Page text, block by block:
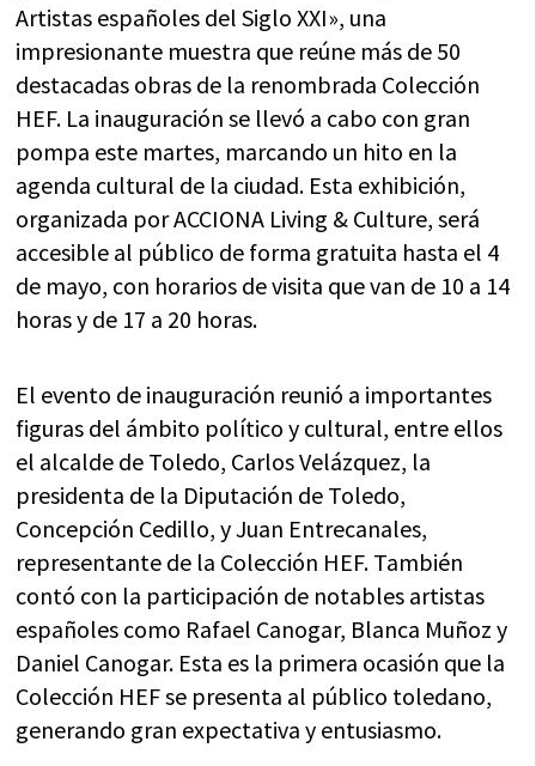
Artistas españoles del Siglo XXI», una
impresionante muestra que reúne más de 50
destacadas obras de la renombrada Colección
HEF. La inauguración se llevó a cabo con gran
pompa este martes, marcando un hito en la
agenda cultural de la ciudad. Esta exhibición,
organizada por ACCIONA Living & Culture, será
accesible al público de forma gratuita hasta el 4
de mayo, con horarios de visita que van de 10 a 14
horas y de 17 a 20 horas.
El evento de inauguración reunió a importantes
figuras del ámbito político y cultural, entre ellos
el alcalde de Toledo, Carlos Velázquez, la
presidenta de la Diputación de Toledo,
Concepción Cedillo, y Juan Entrecanales,
representante de la Colección HEF. También
contó con la participación de notables artistas
españoles como Rafael Canogar, Blanca Muñoz y
Daniel Canogar. Esta es la primera ocasión que la
Colección HEF se presenta al público toledano,
generando gran expectativa y entusiasmo.